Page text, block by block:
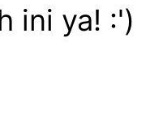
ini ya! :')